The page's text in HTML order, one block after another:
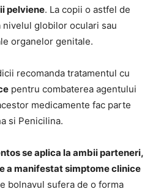
pelviene. La copii o astfel de
nivelul globilor oculari sau
organelor genitale.
recomanda tratamentul cu
pentru combaterea agentului
medicamente fac parte
si Penicilina.
se aplica la ambii parteneri,
a manifestat simptome clinice
bolnavul sufera de o forma